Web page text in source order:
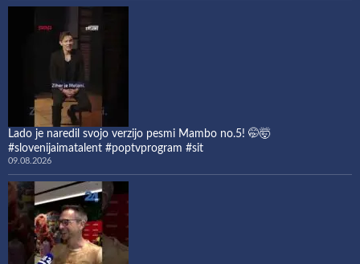
Lado je naredil svojo verzijo pesmi Mambo no.5! 🤭🤯
#slovenijaimatalent #poptvprogram #sit
09.08.2026